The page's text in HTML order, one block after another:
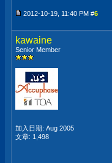
2012-10-19, 11:40 PM #6
kawaine
Senior Member
加入日期: Aug 2005
文章: 1,498